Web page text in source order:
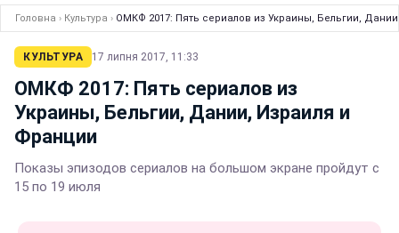
Головна › Культура › ОМКФ 2017: Пять сериалов из Украины, Бельгии,
КУЛЬТУРА 17 липня 2017, 11:33
ОМКФ 2017: Пять сериалов из
Украины, Бельгии, Дании, Израиля и
Франции
Показы эпизодов сериалов на большом экране пройдут с
15 по 19 июля